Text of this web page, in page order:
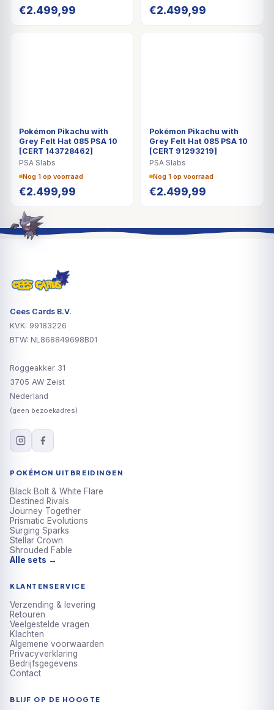
€2.499,99 €2.499,99
Pokémon Pikachu with
Grey Felt Hat 085 PSA 10
[CERT 143728462]
PSA Slabs
Nog 1 op voorraad
€2.499,99
Pokémon Pikachu with
Grey Felt Hat 085 PSA 10
[CERT 91293219]
PSA Slabs
Nog 1 op voorraad
€2.499,99
Cees Cards B.V.
KVK: 99183226
BTW: NL868849698B01
Roggeakker 31
3705 AW Zeist
Nederland
(geen bezoekadres)
POKÉMON UITBREIDINGEN
Black Bolt & White Flare
Destined Rivals
Journey Together
Prismatic Evolutions
Surging Sparks
Stellar Crown
Shrouded Fable
Alle sets →
KLANTENSERVICE
Verzending & levering
Retouren
Veelgestelde vragen
Klachten
Algemene voorwaarden
Privacyverklaring
Bedrijfsgegevens
Contact
BLIJF OP DE HOOGTE